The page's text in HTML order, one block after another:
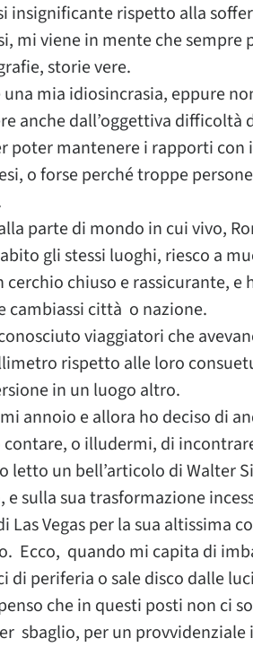
insignificante rispetto alla
mi viene in mente che
storie vere.
una mia idiosincrasia, eppure
anche dall’oggettiva difficoltà
poter mantenere i rapporti
o forse perché troppe
parte di mondo in cui vivo,
gli stessi luoghi, riesco a
cerchio chiuso e rassicurante,
cambiassi città o nazione.
viaggiatori che
rispetto alle loro
in un luogo altro.
annoio e allora ho deciso di
contare, o illudermi, di
letto un bell’articolo di Walter
sulla sua trasformazione
Las Vegas per la sua altissima
Ecco, quando mi capita di
di periferia o sale disco dalle
che in questi posti non ci
sbaglio, per un